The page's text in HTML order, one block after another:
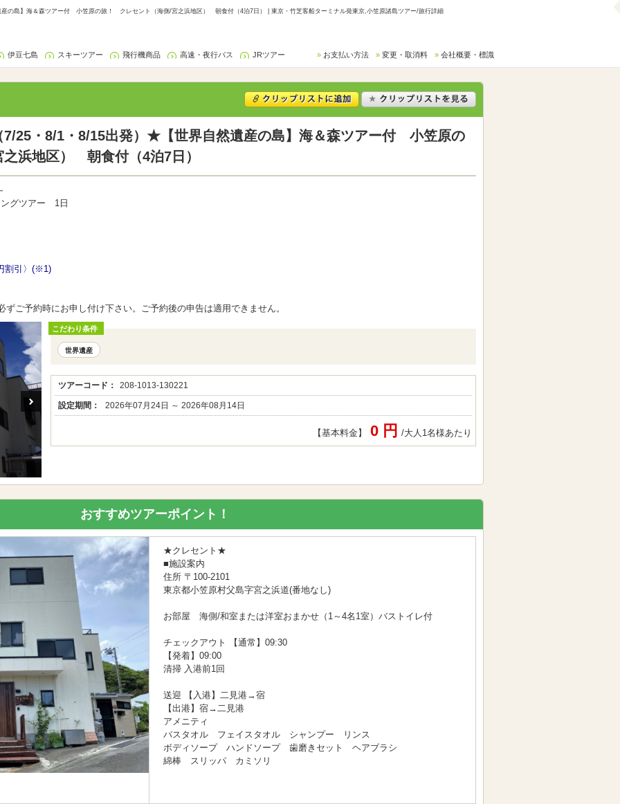
の島】海＆森ツアー付 小笠原の旅！ クレセント（海側/宮之浜地区） 朝食付（4泊7日） | 東京・竹芝客船ターミナル発東京,小笠原諸島ツアー/旅行詳細
伊豆七島 スキーツアー 飛行機商品 高速・夜行バス JRツアー お支払い方法 変更・取消料 会社概要・標識
7/25・8/1・8/15出発）★【世界自然遺産の島】海＆森ツアー付 小笠原の
浜地区） 朝食付（4泊7日）
グツアー 1日
割引〉(※1)
ご予約時にお申し付け下さい。ご予約後の申告は適用できません。
こだわり条件
世界遺産
ツアーコード： 208-1013-130221
設定期間： 2026年07月24日 ～ 2026年08月14日
【基本料金】 0 円 /大人1名様あたり
おすすめツアーポイント！
★クレセント★
■施設案内
住所 〒100-2101
東京都小笠原村父島字宮之浜道(番地なし)
お部屋 海側/和室または洋室おまかせ（1～4名1室）バストイレ付
チェックアウト 【通常】09:30
【発着】09:00
清掃 入港前1回
送迎 【入港】二見港→宿
【出港】宿→二見港
アメニティ
バスタオル フェイスタオル シャンプー リンス
ボディソープ ハンドソープ 歯磨きセット ヘアブラシ
綿棒 スリッパ カミソリ